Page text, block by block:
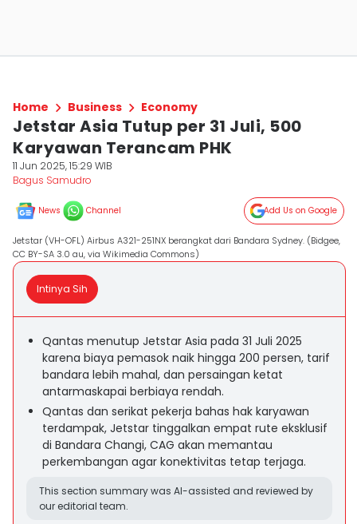
Home Business Economy
Jetstar Asia Tutup per 31 Juli, 500
Karyawan Terancam PHK
11 Jun 2025, 15:29 WIB
Bagus Samudro
News Channel Add Us on Google
Jetstar (VH-OFL) Airbus A321-251NX berangkat dari Bandara Sydney. (Bidgee,
CC BY-SA 3.0 au, via Wikimedia Commons)
Intinya Sih
Qantas menutup Jetstar Asia pada 31 Juli 2025
karena biaya pemasok naik hingga 200 persen, tarif
bandara lebih mahal, dan persaingan ketat
antarmaskapai berbiaya rendah.
Qantas dan serikat pekerja bahas hak karyawan
terdampak, Jetstar tinggalkan empat rute eksklusif
di Bandara Changi, CAG akan memantau
perkembangan agar konektivitas tetap terjaga.
This section summary was AI-assisted and reviewed by
our editorial team.